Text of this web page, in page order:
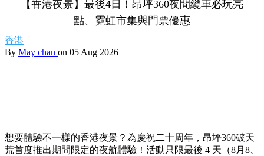
【香港夜景】最後4日！昂坪360夜間纜車必玩亮
點、霓虹市集與門票優惠
香港
By May chan on 05 Aug 2026
想要體驗不一樣的香港夜景？為慶祝二十周年，昂坪360破天
荒首度推出期間限定的夜航體驗！活動只限最後 4 天（8月8、